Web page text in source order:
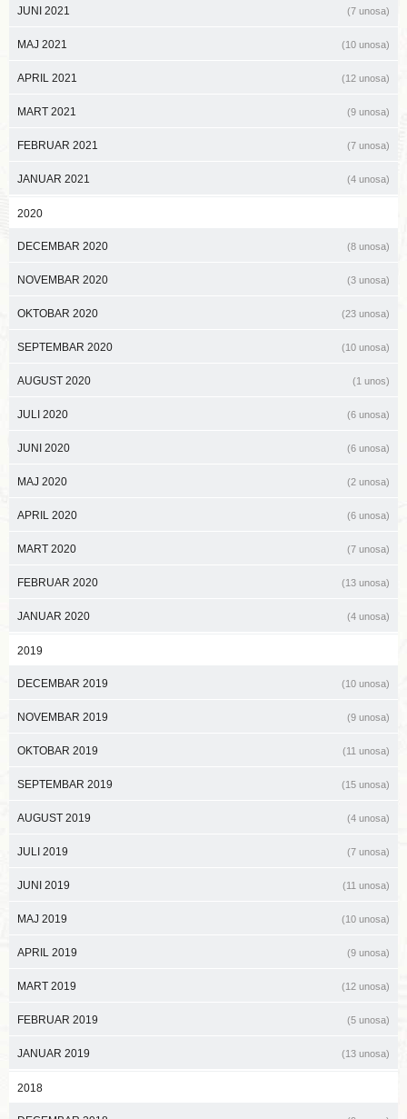
JUNI 2021 (7 unosa)
MAJ 2021 (10 unosa)
APRIL 2021 (12 unosa)
MART 2021 (9 unosa)
FEBRUAR 2021 (7 unosa)
JANUAR 2021 (4 unosa)
2020
DECEMBAR 2020 (8 unosa)
NOVEMBAR 2020 (3 unosa)
OKTOBAR 2020 (23 unosa)
SEPTEMBAR 2020 (10 unosa)
AUGUST 2020 (1 unos)
JULI 2020 (6 unosa)
JUNI 2020 (6 unosa)
MAJ 2020 (2 unosa)
APRIL 2020 (6 unosa)
MART 2020 (7 unosa)
FEBRUAR 2020 (13 unosa)
JANUAR 2020 (4 unosa)
2019
DECEMBAR 2019 (10 unosa)
NOVEMBAR 2019 (9 unosa)
OKTOBAR 2019 (11 unosa)
SEPTEMBAR 2019 (15 unosa)
AUGUST 2019 (4 unosa)
JULI 2019 (7 unosa)
JUNI 2019 (11 unosa)
MAJ 2019 (10 unosa)
APRIL 2019 (9 unosa)
MART 2019 (12 unosa)
FEBRUAR 2019 (5 unosa)
JANUAR 2019 (13 unosa)
2018